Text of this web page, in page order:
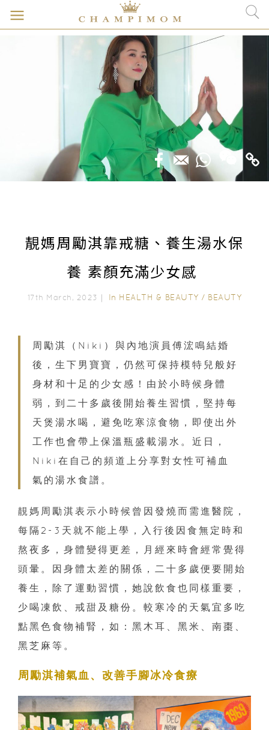
靚媽周勵淇靠戒糖、養生湯水保
養 素顏充滿少女感
17th March, 2023｜ In HEALTH & BEAUTY / BEAUTY
周勵淇（Niki）與內地演員傅浤鳴結婚
後，生下男寶寶，仍然可保持模特兒般好
身材和十足的少女感！由於小時候身體
弱，到二十多歲後開始養生習慣，堅持每
天煲湯水喝，避免吃寒涼食物，即使出外
工作也會帶上保溫瓶盛載湯水。近日，
Niki在自己的頻道上分享對女性可補血
氣的湯水食譜。
靚媽周勵淇表示小時候曾因發燒而需進醫院，
每隔2-3天就不能上學，入行後因食無定時和
熬夜多，身體變得更差，月經來時會經常覺得
頭暈。因身體太差的關係，二十多歲便要開始
養生，除了運動習慣，她說飲食也同樣重要，
少喝凍飲、戒甜及糖份。較寒冷的天氣宜多吃
點黑色食物補腎，如：黑木耳、黑米、南棗、
黑芝麻等。
周勵淇補氣血、改善手腳冰冷食療